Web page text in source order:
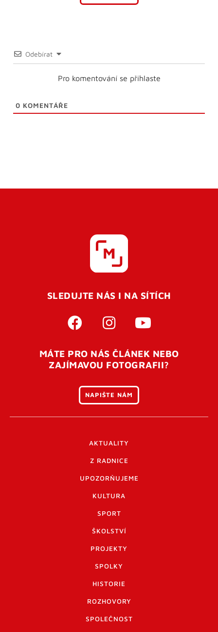
Odebírat
Pro komentování se přihlaste
0 KOMENTÁŘE
SLEDUJTE NÁS I NA SÍTÍCH
MÁTE PRO NÁS ČLÁNEK NEBO
ZAJÍMAVOU FOTOGRAFII?
NAPIŠTE NÁM
AKTUALITY
Z RADNICE
UPOZORŇUJEME
KULTURA
SPORT
ŠKOLSTVÍ
PROJEKTY
SPOLKY
HISTORIE
ROZHOVORY
SPOLEČNOST